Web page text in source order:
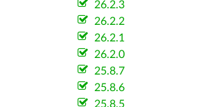
26.2.3
26.2.2
26.2.1
26.2.0
25.8.7
25.8.6
25.8.5